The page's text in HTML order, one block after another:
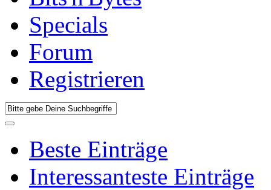
Specials
Forum
Registrieren
Beste Einträge
Interessanteste Einträge